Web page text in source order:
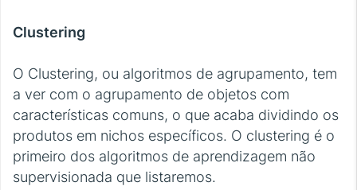
Clustering
O Clustering, ou algoritmos de agrupamento, tem
a ver com o agrupamento de objetos com
características comuns, o que acaba dividindo os
produtos em nichos específicos. O clustering é o
primeiro dos algoritmos de aprendizagem não
supervisionada que listaremos.